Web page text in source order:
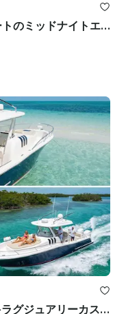
キーウェストの海にある37フィートのミッドナイトエクスプレスオープンラグジュアリーヨット！
Belzona 32 ウォークアラウンド-ラグジュアリーカスタムスポーツアクティビティコンフォートチャーター